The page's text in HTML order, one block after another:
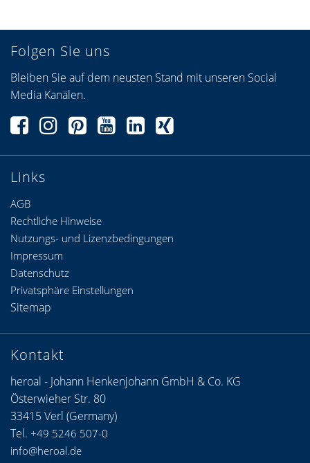
Links
AGB
Rechtliche Hinweise
Nutzungs- und Lizenzbedingungen
Folgen Sie uns
Bleiben Sie auf dem neusten Stand mit unseren Social
Media Kanälen.
Kontakt
heroal - Johann Henkenjohann GmbH & Co. KG
Österwieher Str. 80
33415 Verl (Germany)
Tel. +49 5246 507-0
info@heroal.de
Impressum
Datenschutz
Privatsphäre Einstellungen
Sitemap